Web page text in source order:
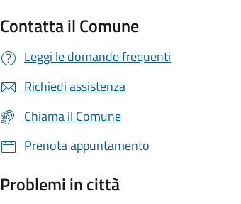
Contatta il Comune
Leggi le domande frequenti
Richiedi assistenza
Chiama il Comune
Prenota appuntamento
Problemi in città